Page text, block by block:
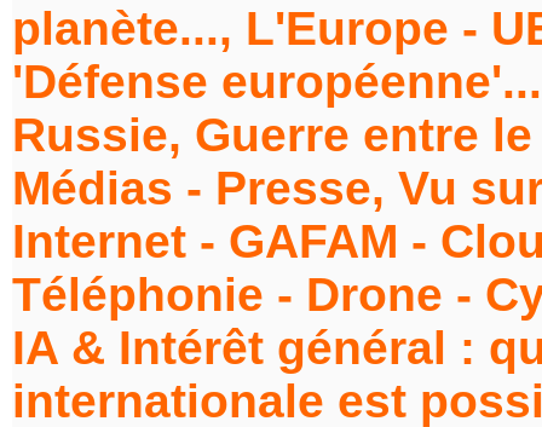
planète..., L'Europe -
'Défense
Russie, Guerre entre
Médias - Presse, Vu
Internet - GAFAM -
Téléphonie - Drone -
IA & Intérêt général :
internationale est